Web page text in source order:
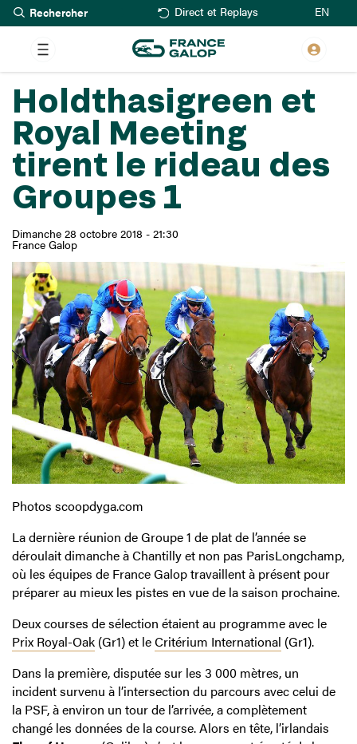
Aller
au
contenu
principal
Rechercher Direct et Replays EN
Holdthasigreen et
Royal Meeting
tirent le rideau des
Groupes 1
Dimanche 28 octobre 2018 - 21:30
France Galop
Photos scoopdyga.com
La dernière réunion de Groupe 1 de plat de l’année se
déroulait dimanche à Chantilly et non pas ParisLongchamp,
où les équipes de France Galop travaillent à présent pour
préparer au mieux les pistes en vue de la saison prochaine.
Deux courses de sélection étaient au programme avec le
Prix Royal-Oak (Gr1) et leCritérium International (Gr1).
Dans la première, disputée sur les 3 000 mètres, un
incident survenu à l’intersection du parcours avec celui de
la PSF, à environ un tour de l’arrivée, a complètement
changé les données de la course. Alors en tête, l’irlandais